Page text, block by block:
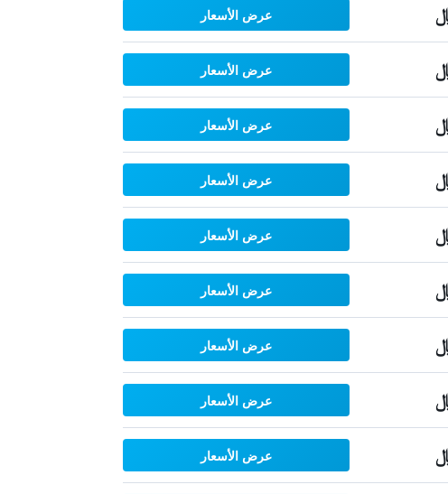
عرض الأسعار
عرض الأسعار
عرض الأسعار
عرض الأسعار
عرض الأسعار
عرض الأسعار
عرض الأسعار
عرض الأسعار
عرض الأسعار